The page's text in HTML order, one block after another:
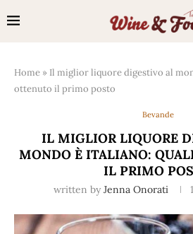
Home » Il miglior liquore digestivo al
ottenuto il primo posto
Bevande
IL MIGLIOR LIQUORE
MONDO È ITALIANO:
IL PRIMO
written by Jenna Onorati